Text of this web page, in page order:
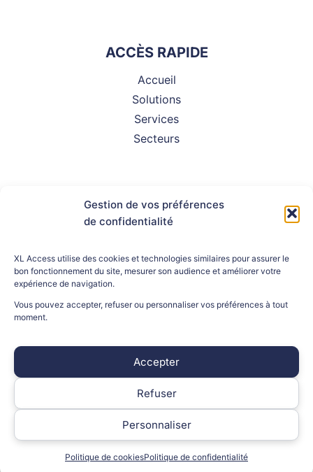
Gestion de vos préférences
de confidentialité
XL Access utilise des cookies et technologies similaires pour assurer le
bon fonctionnement du site, mesurer son audience et améliorer votre
expérience de navigation.
Vous pouvez accepter, refuser ou personnaliser vos préférences à tout
moment.
Accepter
Refuser
Personnaliser
Politique de cookiesPolitique de confidentialité
ACCÈS RAPIDE
Accueil
Solutions
Services
Secteurs
Assistance client
Contact
Politique de confidentialité